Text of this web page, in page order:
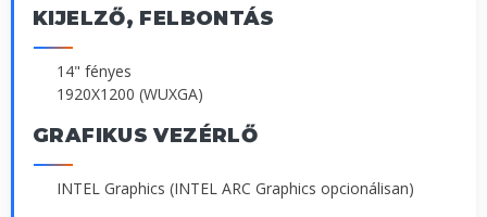
KIJELZŐ, FELBONTÁS
14" fényes
1920X1200 (WUXGA)
GRAFIKUS VEZÉRLŐ
INTEL Graphics (INTEL ARC Graphics opcionálisan)